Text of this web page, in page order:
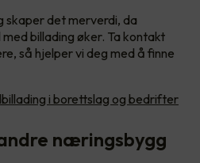
skaper det merverdi, da
billading øker. Ta kontakt
så hjelper vi deg med å finne
i borettslag og bedrifter
næringsbygg